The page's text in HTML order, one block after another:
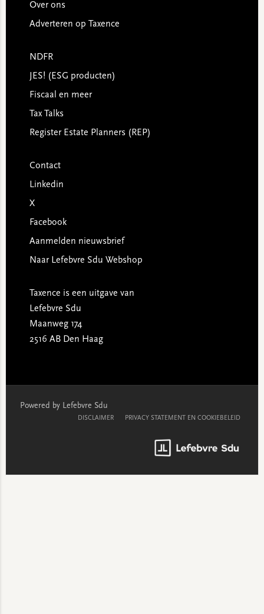
Over ons
Adverteren op Taxence
NDFR
JES! (ESG producten)
Fiscaal en meer
Tax Talks
Register Estate Planners (REP)
Contact
Linkedin
X
Facebook
Aanmelden nieuwsbrief
Naar Lefebvre Sdu Webshop
Taxence is een uitgave van
Lefebvre Sdu
Maanweg 174
2516 AB Den Haag
Powered by Lefebvre Sdu
DISCLAIMER PRIVACY STATEMENT EN COOKIEBELEID